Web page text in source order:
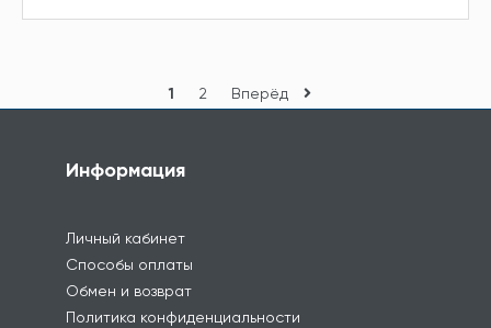
1 2 Вперёд
Информация
Личный кабинет
Способы оплаты
Обмен и возврат
Политика конфиденциальности